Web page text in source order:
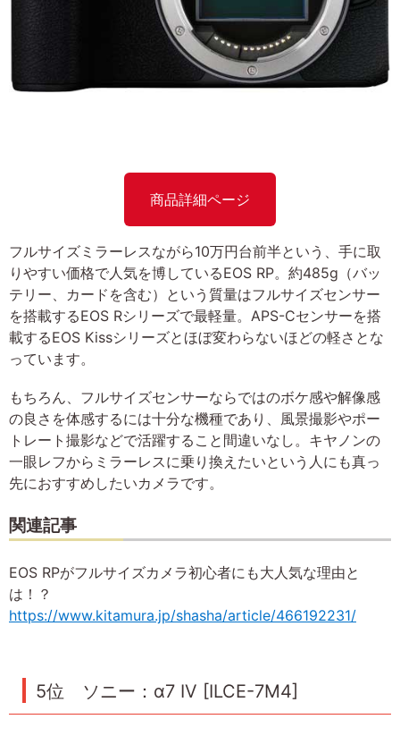
商品詳細ページ
フルサイズミラーレスながら10万円台前半という、手に取
りやすい価格で人気を博しているEOS RP。約485g（バッ
テリー、カードを含む）という質量はフルサイズセンサー
を搭載するEOS Rシリーズで最軽量。APS-Cセンサーを搭
載するEOS Kissシリーズとほぼ変わらないほどの軽さとな
っています。
もちろん、フルサイズセンサーならではのボケ感や解像感
の良さを体感するには十分な機種であり、風景撮影やポー
トレート撮影などで活躍すること間違いなし。キヤノンの
一眼レフからミラーレスに乗り換えたいという人にも真っ
先におすすめしたいカメラです。
関連記事
EOS RPがフルサイズカメラ初心者にも大人気な理由と
は！？
https://www.kitamura.jp/shasha/article/466192231/
5位 ソニー：α7 IV [ILCE-7M4]